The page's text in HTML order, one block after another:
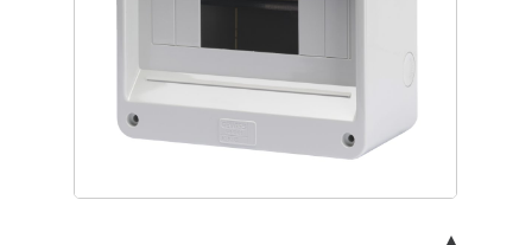
לכל מוצרי היצרן